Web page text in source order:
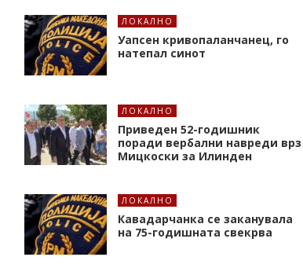
ЛОКАЛНО
Уапсен кривопаланчанец, го
натепал синот
ЛОКАЛНО
Приведен 52-годишник
поради вербални навреди врз
Мицкоски за Илинден
ЛОКАЛНО
Кавадарчанка се заканувала
на 75-годишната свекрва